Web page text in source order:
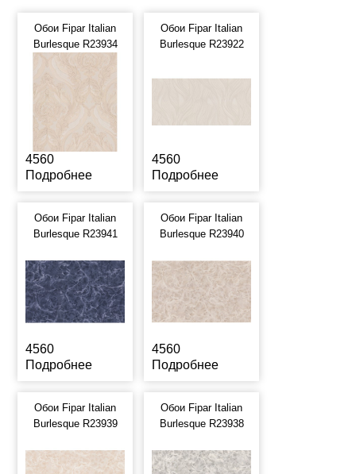
Обои Fipar Italian
Burlesque R23934
4560
Подробнее
Обои Fipar Italian
Burlesque R23922
4560
Подробнее
Обои Fipar Italian
Burlesque R23941
4560
Подробнее
Обои Fipar Italian
Burlesque R23940
4560
Подробнее
Обои Fipar Italian
Burlesque R23939
Обои Fipar Italian
Burlesque R23938